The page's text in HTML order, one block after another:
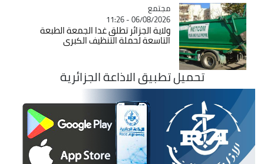
Catégorie
مجتمع
06/08/2026 - 11:26
ولاية الجزائر تطلق غدا الجمعة الطبعة
التاسعة لحملة التنظيف الكبرى
تحميل تطبيق الاذاعة الجزائرية